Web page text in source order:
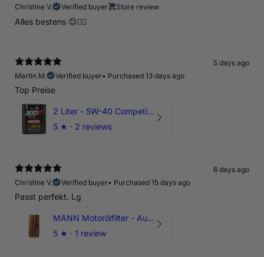
Christine V. Verified buyer Store review
Alles bestens 😊👍🏻
5 days ago
Martin M.
Verified buyer• Purchased 13 days ago
Top Preise
2 Liter - 5W-40 Competition 300V Motul Motoröl
5 ★ · 2 reviews
6 days ago
Christine V.
Verified buyer• Purchased 15 days ago
Passt perfekt. Lg
MANN Motorölfilter - Audi RS3 TTRS RSQ3 VZ5 - DAZ DNW
5 ★ · 1 review